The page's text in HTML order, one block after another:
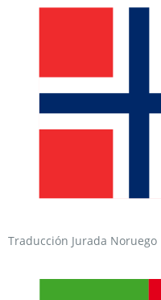
Traducción Jurada Noruego